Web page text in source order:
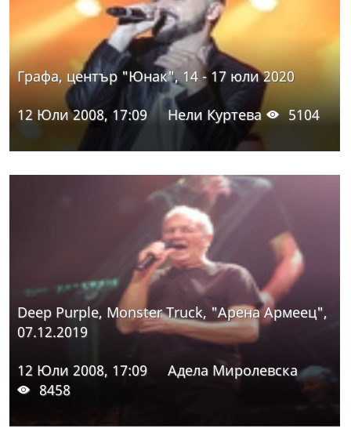
Графа, център "Юнак", 14 - 17 юли 2020
12 Юли 2008, 17:09 Нели Куртева 5104
Deep Purple, Monster Truck, "Арена Армеец",
07.12.2019
12 Юли 2008, 17:09
Адела Миролевска
8458